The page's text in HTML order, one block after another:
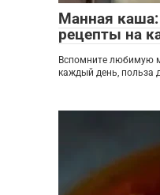
Манная каша:
рецепты на
Вспомните любимую
каждый день, польза